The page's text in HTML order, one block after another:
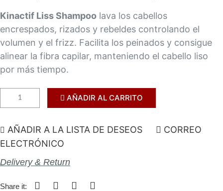
Kinactif Liss Shampoo lava los cabellos
encrespados, rizados y rebeldes controlando el
volumen y el frizz. Facilita los peinados y consigue
alinear la fibra capilar, manteniendo el cabello liso
por más tiempo.
AÑADIR AL CARRITO
AÑADIR A LA LISTA DE DESEOS
CORREO
ELECTRÓNICO
Delivery & Return
Share it: